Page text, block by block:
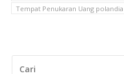
Tempat Penukaran Uang